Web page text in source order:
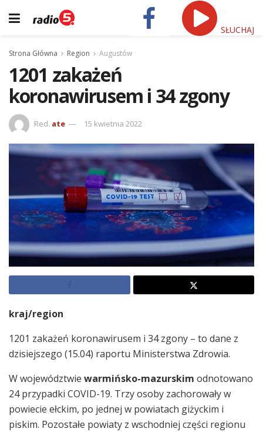
SŁUCHAJ
Strona Główna Region Augustów
1201 zakażeń
koronawirusem i 34 zgony
Red. ate 15 kwietnia 2022
kraj/region
1201 zakażeń koronawirusem i 34 zgony – to dane z
dzisiejszego (15.04) raportu Ministerstwa Zdrowia.
W województwie warmińsko-mazurskim odnotowano
24 przypadki COVID-19. Trzy osoby zachorowały w
powiecie ełckim, po jednej w powiatach giżyckim i
piskim. Pozostałe powiaty z wschodniej części regionu